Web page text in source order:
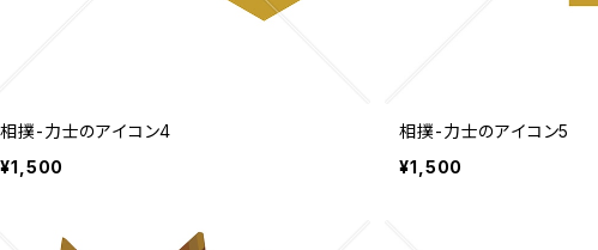
相撲-力士のアイコン4
¥1,500
相撲-力士のアイコン5
¥1,500